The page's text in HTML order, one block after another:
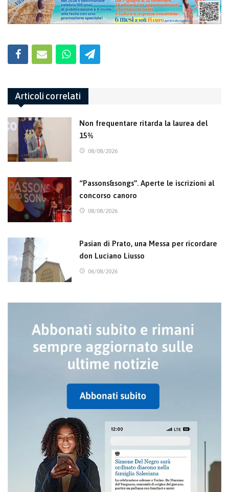
Articoli correlati
Non frequentare ritarda la laurea del
15%
08/08/2026
“Passons&songs”. Aperte le iscrizioni al
concorso canoro
08/08/2026
Pasian di Prato, una Messa per ricordare
don Luciano Liusso
06/08/2026